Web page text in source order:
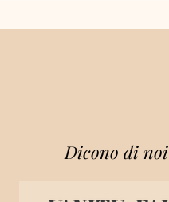
Dicono di noi